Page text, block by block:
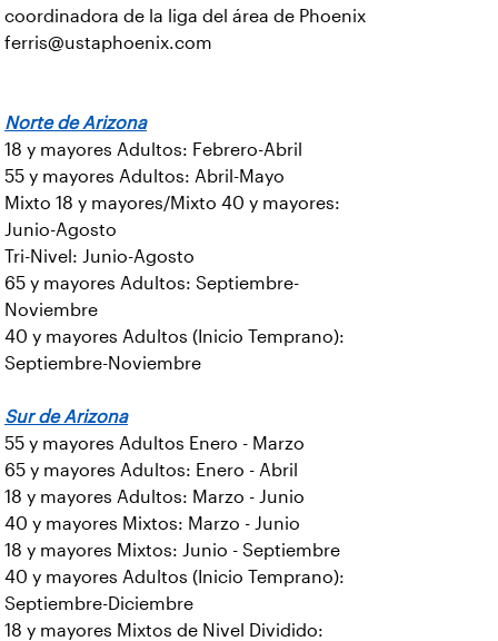
coordinadora de la liga del área de Phoenix
ferris@ustaphoenix.com
Norte de Arizona
18 y mayores Adultos: Febrero-Abril
55 y mayores Adultos: Abril-Mayo
Mixto 18 y mayores/Mixto 40 y mayores:
Junio-Agosto
Tri-Nivel: Junio-Agosto
65 y mayores Adultos: Septiembre-
Noviembre
40 y mayores Adultos (Inicio Temprano):
Septiembre-Noviembre
Sur de Arizona
55 y mayores Adultos Enero - Marzo
65 y mayores Adultos: Enero - Abril
18 y mayores Adultos: Marzo - Junio
40 y mayores Mixtos: Marzo - Junio
18 y mayores Mixtos: Junio - Septiembre
40 y mayores Adultos (Inicio Temprano):
Septiembre-Diciembre
18 y mayores Mixtos de Nivel Dividido: